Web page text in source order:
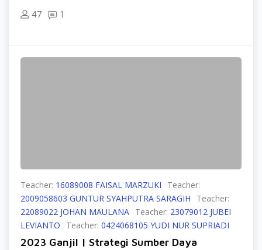
47 1
Teacher: 16089008 FAISAL MARZUKI
Teacher:
2009058603 GUNTUR SYAHPUTRA SARAGIH
Teacher:
22089022 JOHAN MAULANA Teacher: 23079012 JUBEI
LEVIANTO
Teacher: 0424068105 YUDI NUR SUPRIADI
2023 Ganjil | Strategi Sumber Daya